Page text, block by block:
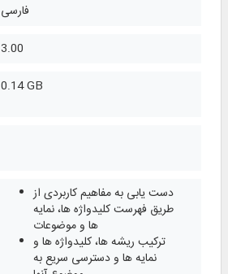
فارسی
3.00
0.14 GB
دست‌ یابی به مفاهیم کاربردی از
طریق فهرست کلیدواژه ها، نمایه
ها و موضوعات
ترکیب ریشه ها، کلیدواژه ها و
نمایه ها و دسترسی سریع به